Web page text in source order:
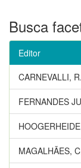
Busca
Editor
CARNEVALLI,
FERNANDES
MAGALHÃES,